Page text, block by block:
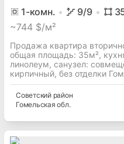
1-комн. 9/9
~744 $/м²
Продажа квартира
общая площадь: 35м²,
линолеум, cанузел:
кирпичный, без отделки
Советскийрайон
Гомельская обл.